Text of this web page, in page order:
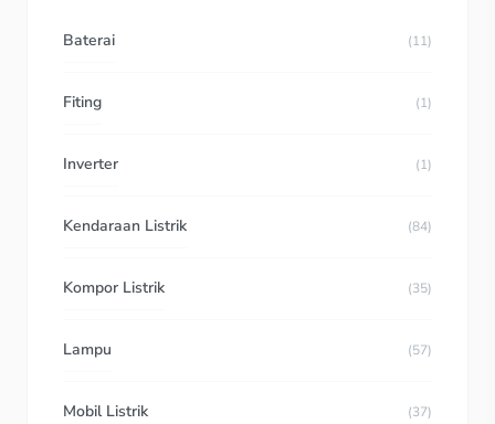
Baterai (11)
Fiting (1)
Inverter (1)
Kendaraan Listrik (84)
Kompor Listrik (35)
Lampu (57)
Mobil Listrik (37)